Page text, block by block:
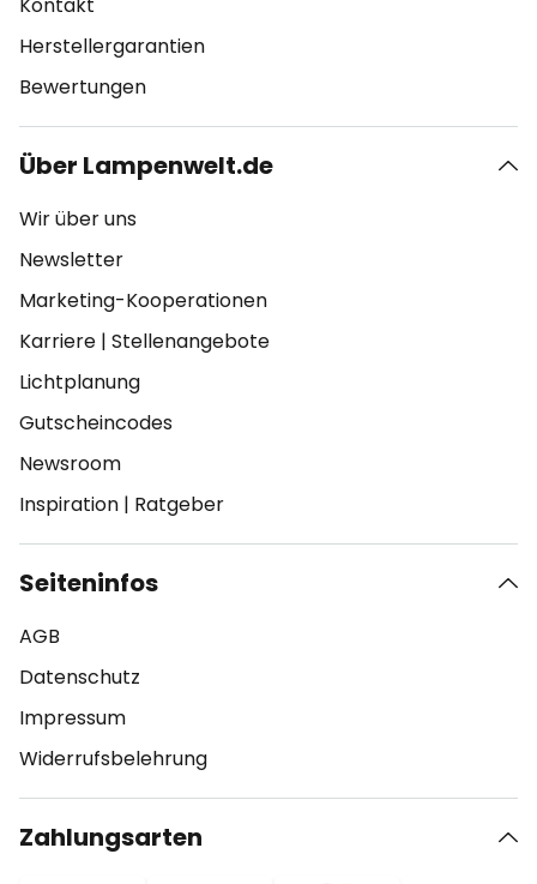
Herstellergarantien
Bewertungen
Über Lampenwelt.de
Wir über uns
Newsletter
Marketing-Kooperationen
Karriere | Stellenangebote
Lichtplanung
Gutscheincodes
Newsroom
Inspiration | Ratgeber
Seiteninfos
AGB
Datenschutz
Impressum
Widerrufsbelehrung
Zahlungsarten